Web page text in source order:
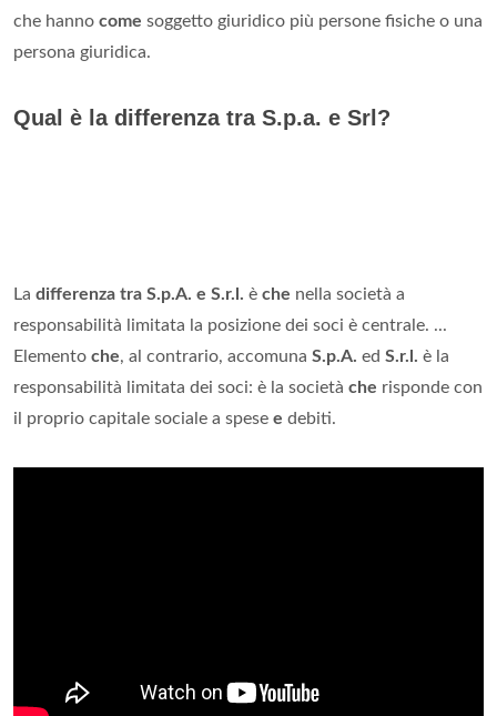
che hanno come soggetto giuridico più persone fisiche o una
persona giuridica.
Qual è la differenza tra S.p.a. e Srl?
La differenza tra S.p.A. e S.r.l. è che nella società a
responsabilità limitata la posizione dei soci è centrale. ...
Elemento che, al contrario, accomuna S.p.A. ed S.r.l. è la
responsabilità limitata dei soci: è la società che risponde con
il proprio capitale sociale a spese e debiti.